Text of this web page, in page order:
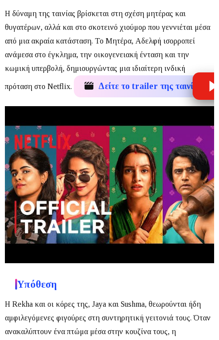
Η δύναμη της ταινίας βρίσκεται στη σχέση μητέρας και
θυγατέρων, αλλά και στο σκοτεινό χιούμορ που γεννιέται μέσα
από μια ακραία κατάσταση. Το Μητέρα, Αδελφή ισορροπεί
ανάμεσα στο έγκλημα, την οικογενειακή ένταση και την
κωμική υπερβολή, δημιουργώντας μια ιδιαίτερη ινδική
πρόταση στο Netflix. Δείτε το trailer της ταινίας
Υπόθεση
Η Rekha και οι κόρες της, Jaya και Sushma, θεωρούνται ήδη
αμφιλεγόμενες φιγούρες στη συντηρητική γειτονιά τους.Όταν
ανακαλύπτουν ένα πτώμα μέσα στην κουζίνα τους, η